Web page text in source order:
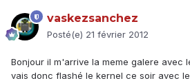
vaskezsanchez
Posté(e) 21 février 2012
Bonjour il m'arrive la meme galere avec
vais donc flashé le kernel ce soir avec